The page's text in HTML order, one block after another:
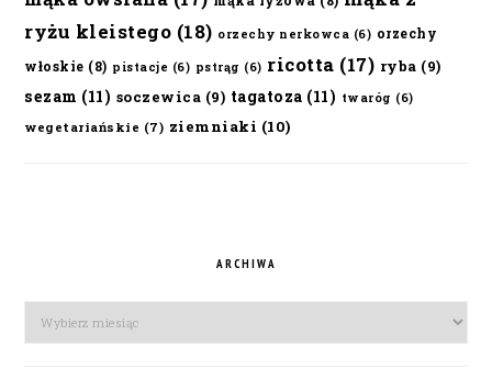
ryżu kleistego (18) orzechy nerkowca (6) orzechy
włoskie (8) pistacje (6) pstrąg (6) ricotta (17) ryba (9)
sezam (11) soczewica (9) tagatoza (11) twaróg (6)
wegetariańskie (7) ziemniaki (10)
ARCHIWA
Archiwa